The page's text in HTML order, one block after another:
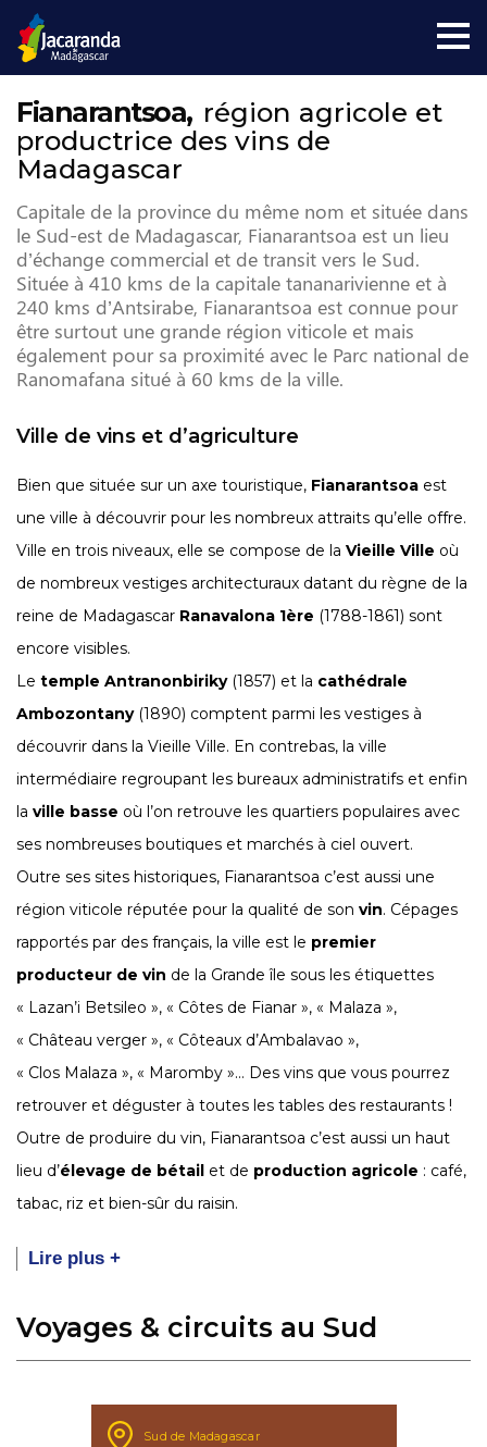
Fianarantsoa, région agricole et
productrice des vins de
Madagascar
Capitale de la province du même nom et située dans
le Sud-est de Madagascar, Fianarantsoa est un lieu
d’échange commercial et de transit vers le Sud.
Située à 410 kms de la capitale tananarivienne et à
240 kms d’Antsirabe, Fianarantsoa est connue pour
être surtout une grande région viticole et mais
également pour sa proximité avec le Parc national de
Ranomafana situé à 60 kms de la ville.
Ville de vins et d’agriculture
Bien que située sur un axe touristique, Fianarantsoa est
une ville à découvrir pour les nombreux attraits qu’elle offre.
Ville en trois niveaux, elle se compose de la Vieille Ville où
de nombreux vestiges architecturaux datant du règne de la
reine de Madagascar Ranavalona 1ère (1788-1861) sont
encore visibles.
Le temple Antranonbiriky(1857) et la cathédrale
Ambozontany(1890) comptent parmi les vestiges à
découvrir dans la Vieille Ville. En contrebas, la ville
intermédiaire regroupant les bureaux administratifs et enfin
la ville basse où l’on retrouve les quartiers populaires avec
ses nombreuses boutiques et marchés à ciel ouvert.
Outre ses sites historiques, Fianarantsoa c’est aussi une
région viticole réputée pour la qualité de son vin. Cépages
rapportés par des français, la ville est le premier
producteur de vin de la Grande île sous les étiquettes
« Lazan’i Betsileo », « Côtes de Fianar », « Malaza »,
« Château verger », « Côteaux d’Ambalavao »,
« Clos Malaza », « Maromby »… Des vins que vous pourrez
retrouver et déguster à toutes les tables des restaurants !
Outre de produire du vin, Fianarantsoa c’est aussi un haut
lieu d’élevage de bétail et de production agricole : café,
tabac, riz et bien-sûr du raisin.
Lire plus +
Voyages & circuits au Sud
Sud de Madagascar